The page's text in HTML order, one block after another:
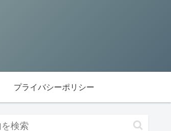
プライバシーポリシー